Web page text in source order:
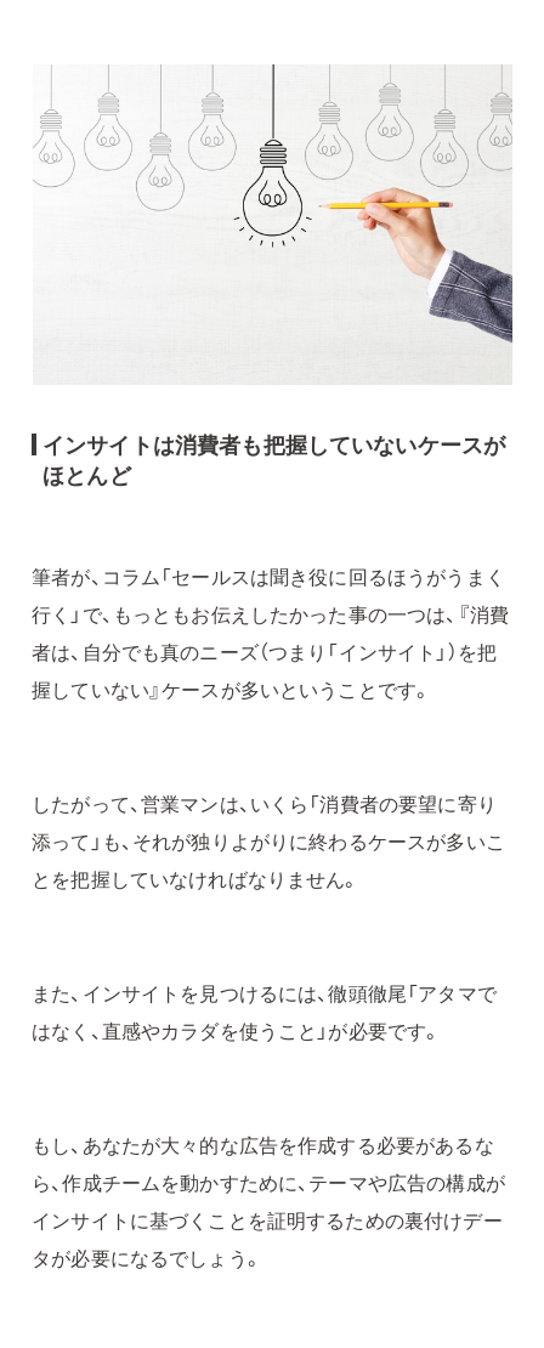
インサイトは消費者も把握していないケースが
ほとんど
筆者が、コラム「セールスは聞き役に回るほうがうまく
行く」で、もっともお伝えしたかった事の一つは、『消費
者は、自分でも真のニーズ（つまり「インサイト」）を把
握していない』ケースが多いということです。
したがって、営業マンは、いくら「消費者の要望に寄り
添って」も、それが独りよがりに終わるケースが多いこ
とを把握していなければなりません。
また、インサイトを見つけるには、徹頭徹尾「アタマで
はなく、直感やカラダを使うこと」が必要です。
もし、あなたが大々的な広告を作成する必要があるな
ら、作成チームを動かすために、テーマや広告の構成が
インサイトに基づくことを証明するための裏付けデー
タが必要になるでしょう。